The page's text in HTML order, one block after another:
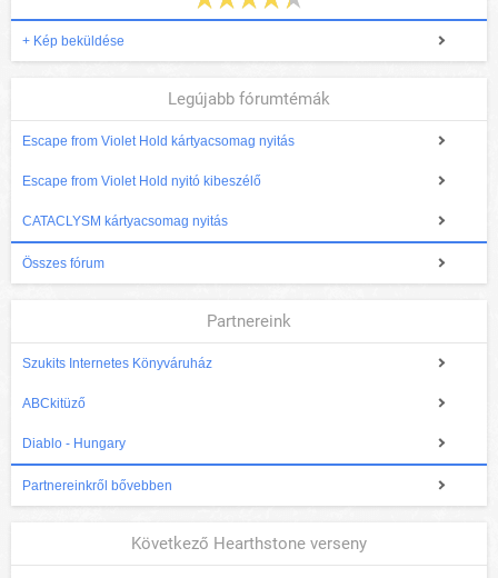
+ Kép beküldése
Legújabb fórumtémák
Escape from Violet Hold kártyacsomag nyitás
Escape from Violet Hold nyitó kibeszélő
CATACLYSM kártyacsomag nyitás
Összes fórum
Partnereink
Szukits Internetes Könyváruház
ABCkitüző
Diablo - Hungary
Partnereinkről bővebben
Következő Hearthstone verseny